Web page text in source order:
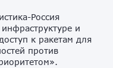
Россия
и
к ракетам для
против